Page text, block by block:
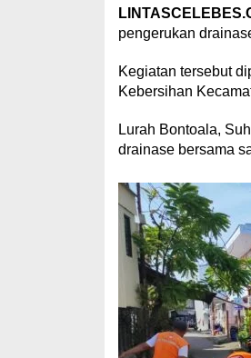
pengerukan
Kegiatan tersebut
Kebersihan
Lurah Bontoala,
drainase bersama